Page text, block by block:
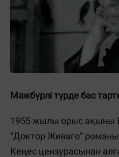
Мәжбүрлі түрде бас
1955 жылы орыс ақыны
“Доктор Живаго”
Кеңес цензурасынан